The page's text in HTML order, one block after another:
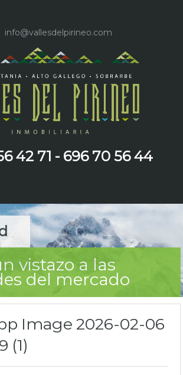
info@vallesdelpirineo.com
42 71 - 696 70 56 44
vistazo a las
del mercado
Image 2026-02-06
(1)